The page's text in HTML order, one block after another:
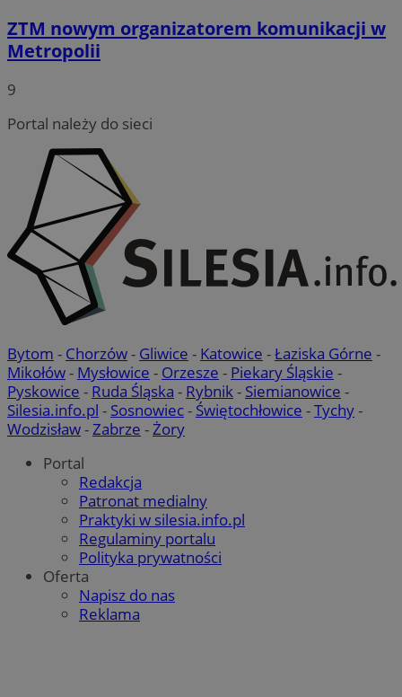
ZTM nowym organizatorem komunikacji w
Metropolii
9
Portal należy do sieci
Bytom - Chorzów- Gliwice - Katowice -Łaziska Górne -
Mikołów- Mysłowice - Orzesze - Piekary Śląskie -
Pyskowice - Ruda Śląska - Rybnik- Siemianowice -
Silesia.info.pl - Sosnowiec- Świętochłowice -Tychy-
Wodzisław-Zabrze -Żory
Portal
Redakcja
Patronat medialny
Praktyki w silesia.info.pl
Regulaminy portalu
Polityka prywatności
Oferta
Napisz do nas
Reklama